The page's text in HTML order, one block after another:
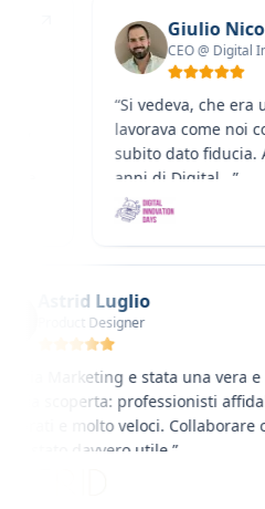
Giulio Nicoletti
CEO @ Digital
Si vedeva, che era una
lavorava come noi con il
subito dato fiducia.
anni di Digital...”
Astrid Luglio
Product Designer
Futuria Marketing e stata una
propria scoperta: professionisti
preparati e molto veloci.
loro e stato davvero utile.